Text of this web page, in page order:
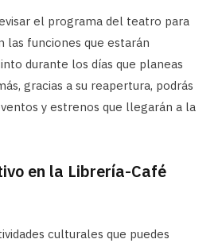
el programa del teatro para
las funciones que estarán
durante los días que planeas
gracias a su reapertura, podrás
y estrenos que llegarán a la
en la Librería-Café
culturales que puedes